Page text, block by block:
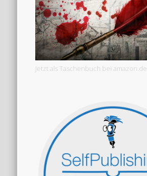
Jetzt als Taschenbuch bei amazon.de